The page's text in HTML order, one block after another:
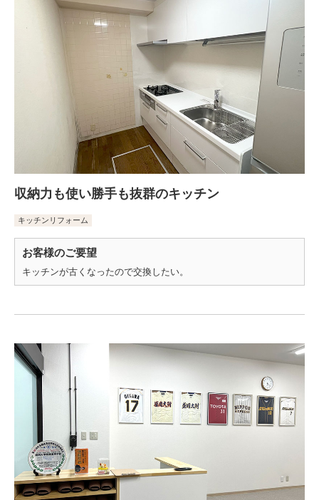
収納力も使い勝手も抜群のキッチン
キッチンリフォーム
お客様のご要望
キッチンが古くなったので交換したい。